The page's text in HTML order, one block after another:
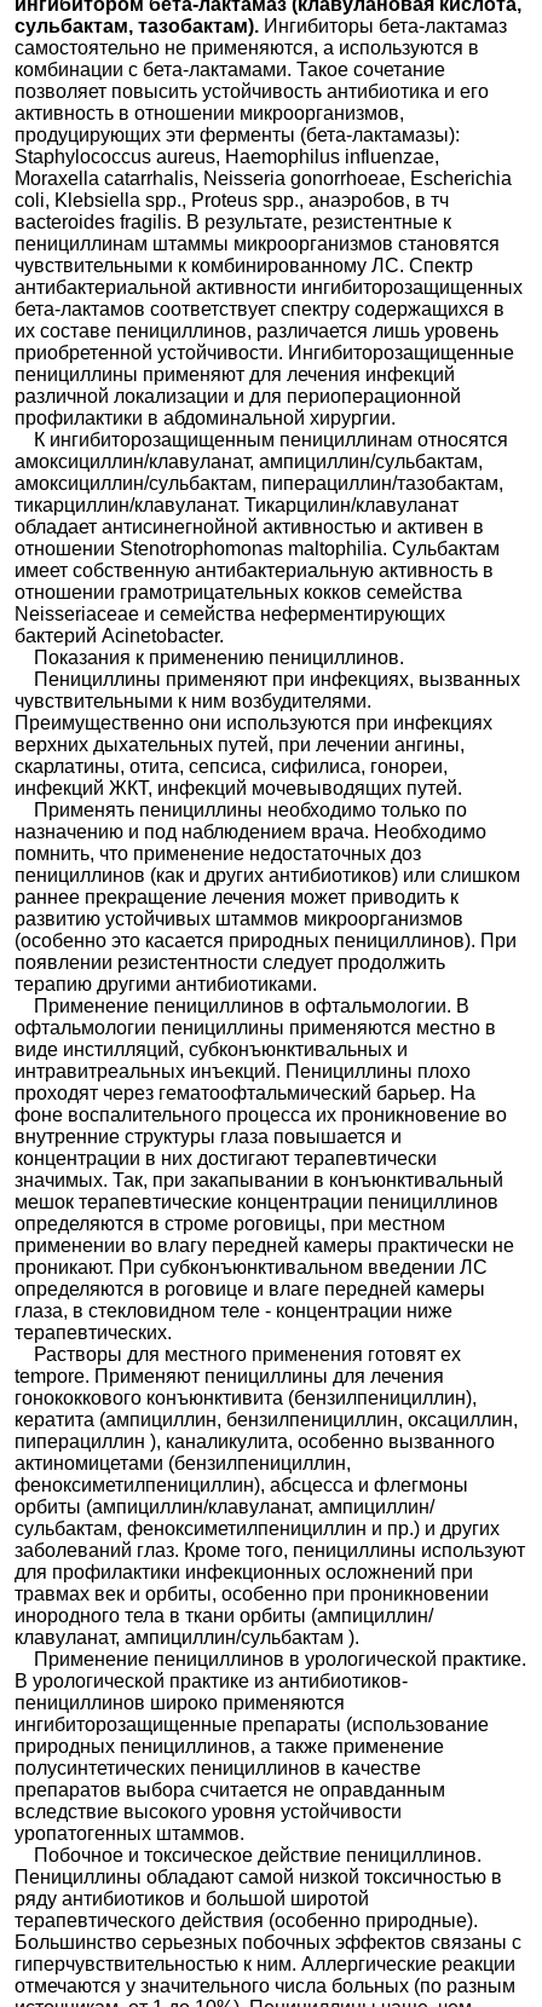
сульбактам, тазобактам). Ингибиторы бета-лактамаз
самостоятельно не применяются, а используются в
комбинации с бета-лактамами. Такое сочетание
позволяет повысить устойчивость антибиотика и его
активность в отношении микроорганизмов,
продуцирующих эти ферменты (бета-лактамазы):
Staphylococcus aureus, Haemophilus influenzae,
Moraxella catarrhalis, Neisseria gonorrhoeae, Escherichia
coli, Klebsiella spp., Proteus spp., анаэробов, в тч
вacteroides fragilis. В результате, резистентные к
пенициллинам штаммы микроорганизмов становятся
чувствительными к комбинированному ЛС. Спектр
антибактериальной активности ингибиторозащищенных
бета-лактамов соответствует спектру содержащихся в
их составе пенициллинов, различается лишь уровень
приобретенной устойчивости. Ингибиторозащищенные
пенициллины применяют для лечения инфекций
различной локализации и для периоперационной
профилактики в абдоминальной хирургии.
К ингибиторозащищенным пенициллинам относятся
амоксициллин/клавуланат, ампициллин/сульбактам,
амоксициллин/сульбактам, пиперациллин/тазобактам,
тикарциллин/клавуланат. Тикарцилин/клавуланат
обладает антисинегнойной активностью и активен в
отношении Stenotrophomonas maltophilia. Сульбактам
имеет собственную антибактериальную активность в
отношении грамотрицательных кокков семейства
Neisseriaceae и семейства неферментирующих
бактерий Acinetobacter.
Показания к применению пенициллинов.
Пенициллины применяют при инфекциях, вызванных
чувствительными к ним возбудителями.
Преимущественно они используются при инфекциях
верхних дыхательных путей, при лечении ангины,
скарлатины, отита, сепсиса, сифилиса, гонореи,
инфекций ЖКТ, инфекций мочевыводящих путей.
Применять пенициллины необходимо только по
назначению и под наблюдением врача. Необходимо
помнить, что применение недостаточных доз
пенициллинов (как и других антибиотиков) или слишком
раннее прекращение лечения может приводить к
развитию устойчивых штаммов микроорганизмов
(особенно это касается природных пенициллинов). При
появлении резистентности следует продолжить
терапию другими антибиотиками.
Применение пенициллинов в офтальмологии. В
офтальмологии пенициллины применяются местно в
виде инстилляций, субконъюнктивальных и
интравитреальных инъекций. Пенициллины плохо
проходят через гематоофтальмический барьер. На
фоне воспалительного процесса их проникновение во
внутренние структуры глаза повышается и
концентрации в них достигают терапевтически
значимых. Так, при закапывании в конъюнктивальный
мешок терапевтические концентрации пенициллинов
определяются в строме роговицы, при местном
применении во влагу передней камеры практически не
проникают. При субконъюнктивальном введении ЛС
определяются в роговице и влаге передней камеры
глаза, в стекловидном теле - концентрации ниже
терапевтических.
Растворы для местного применения готовят ex
tempore. Применяют пенициллины для лечения
гонококкового конъюнктивита (бензилпенициллин),
кератита (ампициллин, бензилпенициллин, оксациллин,
пиперациллин ), каналикулита, особенно вызванного
актиномицетами (бензилпенициллин,
феноксиметилпенициллин), абсцесса и флегмоны
орбиты (ампициллин/клавуланат, ампициллин/
сульбактам, феноксиметилпенициллин и пр.) и других
заболеваний глаз. Кроме того, пенициллины используют
для профилактики инфекционных осложнений при
травмах век и орбиты, особенно при проникновении
инородного тела в ткани орбиты (ампициллин/
клавуланат, ампициллин/сульбактам ).
Применение пенициллинов в урологической практике.
В урологической практике из антибиотиков-
пенициллинов широко применяются
ингибиторозащищенные препараты (использование
природных пенициллинов, а также применение
полусинтетических пенициллинов в качестве
препаратов выбора считается не оправданным
вследствие высокого уровня устойчивости
уропатогенных штаммов.
Побочное и токсическое действие пенициллинов.
Пенициллины обладают самой низкой токсичностью в
ряду антибиотиков и большой широтой
терапевтического действия (особенно природные).
Большинство серьезных побочных эффектов связаны с
гиперчувствительностью к ним. Аллергические реакции
отмечаются у значительного числа больных (по разным